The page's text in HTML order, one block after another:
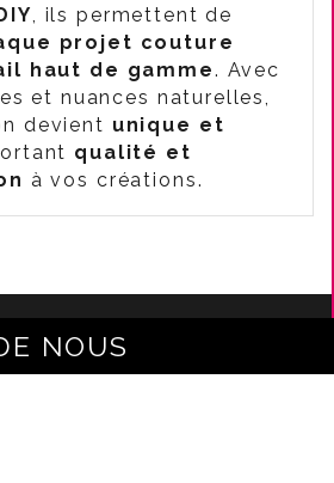
, ils permettent de
projet couture
haut de gamme. Avec
et nuances naturelles,
devient unique et
qualité et
à vos créations.
NOUS